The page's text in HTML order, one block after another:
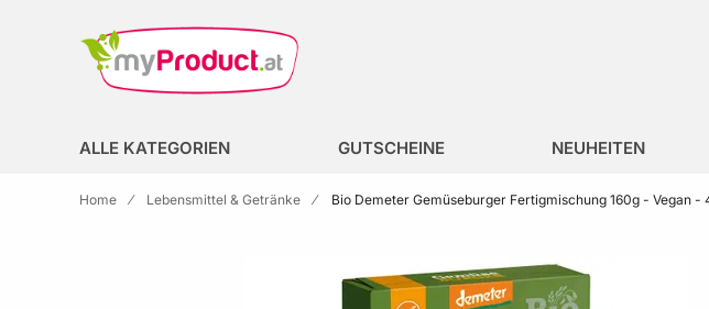
ALLE KATEGORIEN GUTSCHEINE NEUHEITEN
Home Lebensmittel & Getränke Bio Demeter Gemüseburger Fertigmischung 160g - Vegan